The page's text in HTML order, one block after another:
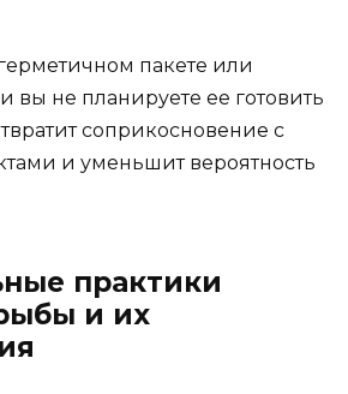
пакете или
вы не планируете ее готовить
соприкосновение с
и уменьшит вероятность
практики
и их